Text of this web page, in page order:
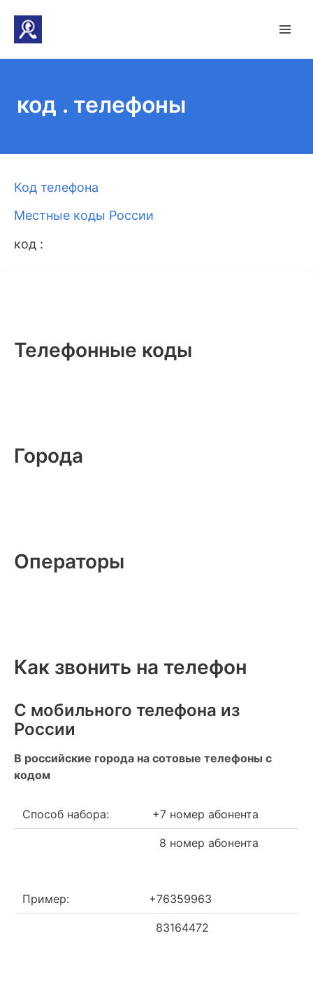
код . телефоны
Код телефона
Местные коды России
код :
Телефонные коды
Города
Операторы
Как звонить на телефон
С мобильного телефона из
России
В российские города на сотовые телефоны с
кодом
Способ набора: +7 номер абонента
8 номер абонента
Пример: +76359963
83164472